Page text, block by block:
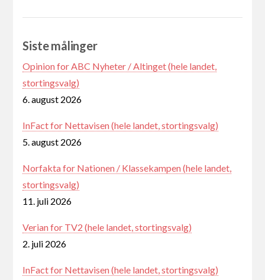
Siste målinger
Opinion for ABC Nyheter / Altinget (hele landet,
stortingsvalg)
6. august 2026
InFact for Nettavisen (hele landet, stortingsvalg)
5. august 2026
Norfakta for Nationen / Klassekampen (hele landet,
stortingsvalg)
11. juli 2026
Verian for TV2 (hele landet, stortingsvalg)
2. juli 2026
InFact for Nettavisen (hele landet, stortingsvalg)